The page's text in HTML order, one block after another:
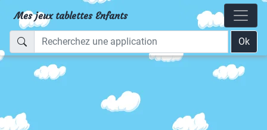
Mes jeux tablettes Enfants
Ok